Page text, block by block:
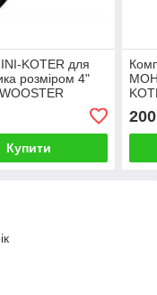
KOTER для
розміром 4"
Купити
200